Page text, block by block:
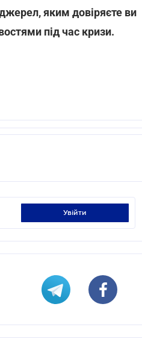
яким довіряєте ви
під час кризи.
увійти